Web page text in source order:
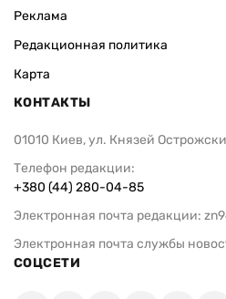
Реклама
Редакционная политика
Карта
КОНТАКТЫ
01010 Киев, ул. Князей
Телефон редакции:
+380 (44) 280-04-85
Электронная почта редакции:
Электронная почта службы
СОЦСЕТИ